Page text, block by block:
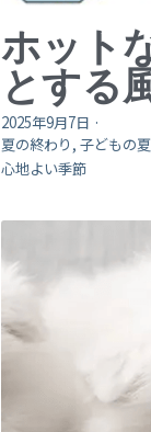
ホット
とする
2025年9月7日 ·
夏の終わり, 子どもの
心地よい季節